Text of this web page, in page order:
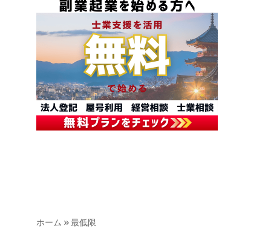
ホーム »最低限